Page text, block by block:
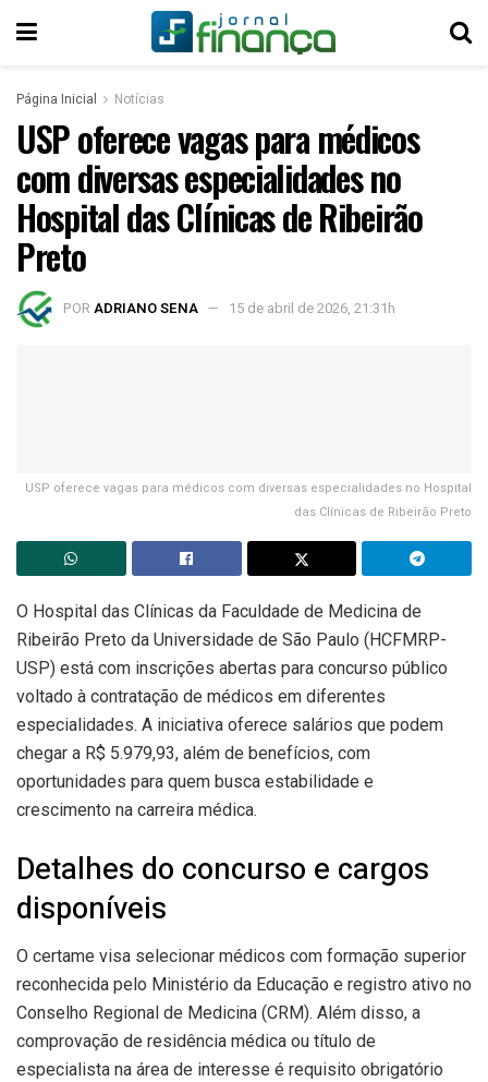
Página Inicial Notícias
USP oferece vagas para médicos
com diversas especialidades no
Hospital das Clínicas de Ribeirão
Preto
POR ADRIANO SENA 15 de abril de 2026, 21:31h
USP oferece vagas para médicos com diversas especialidades no Hospital
das Clínicas de Ribeirão Preto
O Hospital das Clínicas da Faculdade de Medicina de
Ribeirão Preto da Universidade de São Paulo (HCFMRP-
USP) está com inscrições abertas para concurso público
voltado à contratação de médicos em diferentes
especialidades. A iniciativa oferece salários que podem
chegar a R$ 5.979,93, além de benefícios, com
oportunidades para quem busca estabilidade e
crescimento na carreira médica.
Detalhes do concurso e cargos
disponíveis
O certame visa selecionar médicos com formação superior
reconhecida pelo Ministério da Educação e registro ativo no
Conselho Regional de Medicina (CRM). Além disso, a
comprovação de residência médica ou título de
especialista na área de interesse é requisito obrigatório